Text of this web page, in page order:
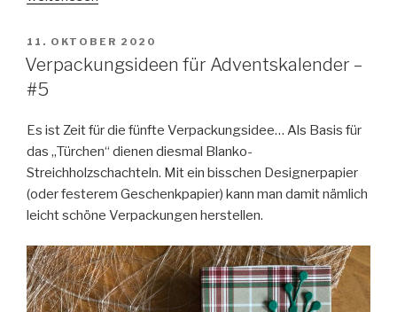
Adventskalender
–
#6“
VERÖFFENTLICHT
AM
11. OKTOBER 2020
Verpackungsideen für Adventskalender –
#5
Es ist Zeit für die fünfte Verpackungsidee… Als Basis für
das „Türchen“ dienen diesmal Blanko-
Streichholzschachteln. Mit ein bisschen Designerpapier
(oder festerem Geschenkpapier) kann man damit nämlich
leicht schöne Verpackungen herstellen.